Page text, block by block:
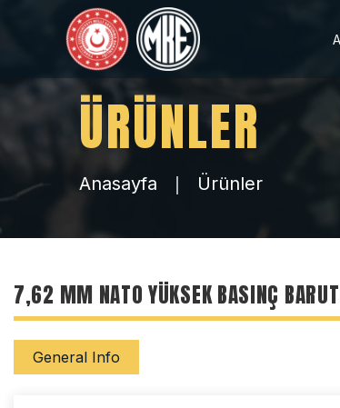
ÜRÜNLER
Anasayfa Ürünler
7,62 MM NATO YÜKSEK BASINÇ
General Info